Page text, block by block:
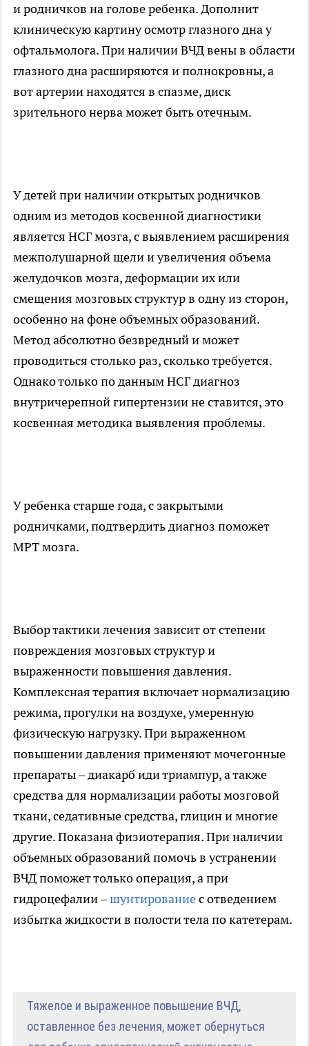
и родничков на голове ребенка. Дополнит
клиническую картину осмотр глазного дна у
офтальмолога. При наличии ВЧД вены в области
глазного дна расширяются и полнокровны, а
вот артерии находятся в спазме, диск
зрительного нерва может быть отечным.
У детей при наличии открытых родничков
одним из методов косвенной диагностики
является НСГ мозга, с выявлением расширения
межполушарной щели и увеличения объема
желудочков мозга, деформации их или
смещения мозговых структур в одну из сторон,
особенно на фоне объемных образований.
Метод абсолютно безвредный и может
проводиться столько раз, сколько требуется.
Однако только по данным НСГ диагноз
внутричерепной гипертензии не ставится, это
косвенная методика выявления проблемы.
У ребенка старше года, с закрытыми
родничками, подтвердить диагноз поможет
МРТ мозга.
Выбор тактики лечения зависит от степени
повреждения мозговых структур и
выраженности повышения давления.
Комплексная терапия включает нормализацию
режима, прогулки на воздухе, умеренную
физическую нагрузку. При выраженном
повышении давления применяют мочегонные
препараты – диакарб иди триампур, а также
средства для нормализации работы мозговой
ткани, седативные средства, глицин и многие
другие. Показана физиотерапия. При наличии
объемных образований помочь в устранении
ВЧД поможет только операция, а при
гидроцефалии –шунтированиес отведением
избытка жидкости в полости тела по катетерам.
Тяжелое и выраженное повышение ВЧД,
оставленное без лечения, может обернуться